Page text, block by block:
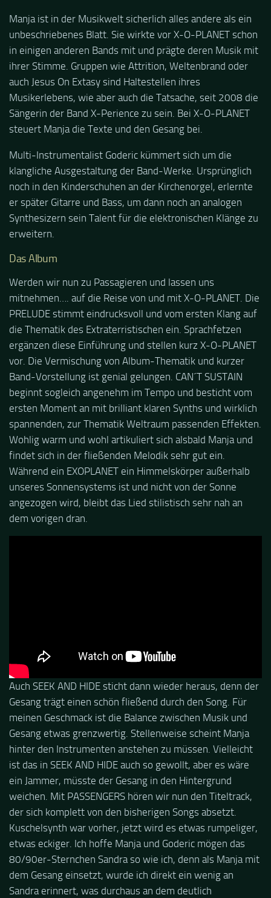
Manja ist in der Musikwelt sicherlich alles andere als ein
unbeschriebenes Blatt. Sie wirkte vor X-O-PLANET schon
in einigen anderen Bands mit und prägte deren Musik mit
ihrer Stimme. Gruppen wie Attrition, Weltenbrand oder
auch Jesus On Extasy sind Haltestellen ihres
Musikerlebens, wie aber auch die Tatsache, seit 2008 die
Sängerin der Band X-Perience zu sein. Bei X-O-PLANET
steuert Manja die Texte und den Gesang bei.
Multi-Instrumentalist Goderic kümmert sich um die
klangliche Ausgestaltung der Band-Werke. Ursprünglich
noch in den Kinderschuhen an der Kirchenorgel, erlernte
er später Gitarre und Bass, um dann noch an analogen
Synthesizern sein Talent für die elektronischen Klänge zu
erweitern.
Das Album
Werden wir nun zu Passagieren und lassen uns
mitnehmen…. auf die Reise von und mit X-O-PLANET. Die
PRELUDE stimmt eindrucksvoll und vom ersten Klang auf
die Thematik des Extraterristischen ein. Sprachfetzen
ergänzen diese Einführung und stellen kurz X-O-PLANET
vor. Die Vermischung von Album-Thematik und kurzer
Band-Vorstellung ist genial gelungen. CAN´T SUSTAIN
beginnt sogleich angenehm im Tempo und besticht vom
ersten Moment an mit brilliant klaren Synths und wirklich
spannenden, zur Thematik Weltraum passenden Effekten.
Wohlig warm und wohl artikuliert sich alsbald Manja und
findet sich in der fließenden Melodik sehr gut ein.
Während ein EXOPLANET ein Himmelskörper außerhalb
unseres Sonnensystems ist und nicht von der Sonne
angezogen wird, bleibt das Lied stilistisch sehr nah an
dem vorigen dran.
Auch SEEK AND HIDE sticht dann wieder heraus, denn der
Gesang trägt einen schön fließend durch den Song. Für
meinen Geschmack ist die Balance zwischen Musik und
Gesang etwas grenzwertig. Stellenweise scheint Manja
hinter den Instrumenten anstehen zu müssen. Vielleicht
ist das in SEEK AND HIDE auch so gewollt, aber es wäre
ein Jammer, müsste der Gesang in den Hintergrund
weichen. Mit PASSENGERS hören wir nun den Titeltrack,
der sich komplett von den bisherigen Songs absetzt.
Kuschelsynth war vorher, jetzt wird es etwas rumpeliger,
etwas eckiger. Ich hoffe Manja und Goderic mögen das
80/90er-Sternchen Sandra so wie ich, denn als Manja mit
dem Gesang einsetzt, wurde ich direkt ein wenig an
Sandra erinnert, was durchaus an dem deutlich